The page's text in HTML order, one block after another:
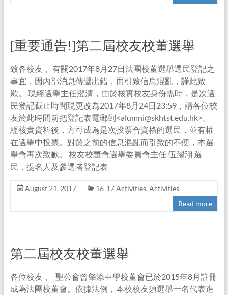
[重要通告!]第二屆校友校董選舉
致各校友， 有關2017年8月27日法團校董選舉選民登記之
事宜，因內部消息傳遞出錯，而引致信息混亂，謹此致
歉。 現經選舉主任澄清，由於核實校友身份需時，是次選
民登記截止時間現更改為2017年8月24日23:59，請各位校
友於此時間前把登記表電郵到<alumni@skhtst.edu.hk>。
經核實資料後，方可成為是次投票合資格的選民，並有權
在選舉中投票。對於之前的信息混亂而引致的不便，本選
舉會再次致歉。 校友校董會選舉委員會主任 伍躍翔 選
民，提名人及參選者登記表
August 21, 2017 16-17 Activities, Activities
Read more
第二屆校友校董選舉
各位校友， 聖公會曾肇添中學校董會已於2015年8月註冊
成為法團校董會。依據法例，本校校友須選舉一名代表進